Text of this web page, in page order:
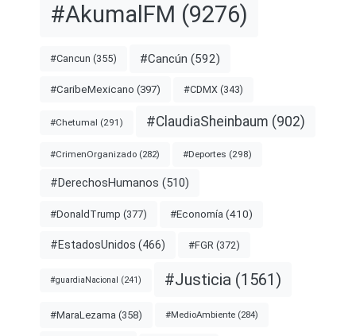
#AkumalFM (9276)
#Cancun (355) #Cancún (592)
#CaribeMexicano (397) #CDMX (343)
#Chetumal (291) #ClaudiaSheinbaum (902)
#CrimenOrganizado (282) #Deportes (298)
#DerechosHumanos (510)
#DonaldTrump (377) #Economía (410)
#EstadosUnidos (466) #FGR (372)
#guardiaNacional (241) #Justicia (1561)
#MaraLezama (358) #MedioAmbiente (284)